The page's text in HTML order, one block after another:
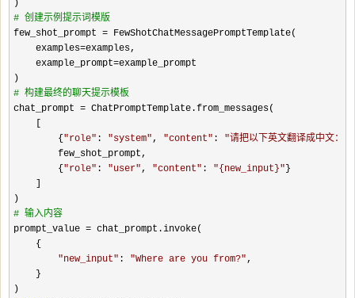
# 创建示例提示词模版
few_shot_prompt = FewShotChatMessagePromptTemplate(
    examples
=examples,
    example_prompt
=example_prompt
# 构建最终的聊天提示模板
chat_prompt = ChatPromptTemplate.from_messages(
        {
"role" : "system", "content" : "请把以下英文翻译成中文：
        few_shot_prompt,
        {
"role" : "user", "content" : "{new_input}" }
# 输入内容
prompt_value = chat_prompt.invoke(
    {
"new_input" : "Where are you from?",
    }